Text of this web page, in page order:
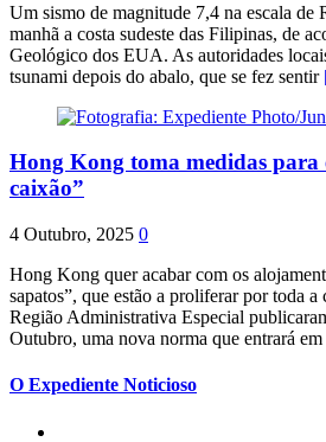
Um sismo de magnitude 7,4 na escala de
manhã a costa sudeste das Filipinas, de
Geológico dos EUA. As autoridades
tsunami depois do abalo, que se fez sentir
Hong Kong toma medidas para
caixão”
4 Outubro, 2025 0
Hong Kong quer acabar com os
sapatos”, que estão a proliferar por toda a
Região Administrativa Especial
Outubro, uma nova norma que entrará
O Expediente Noticioso